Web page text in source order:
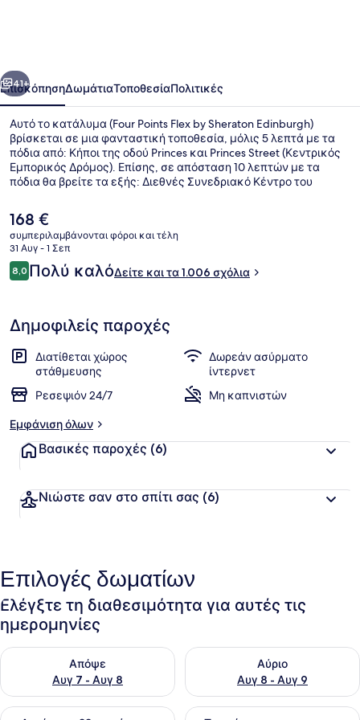
Edinburgh
Επόμενο
41+
ΕπισκόπησηΔωμάτιαΤοποθεσίαΠολιτικές
Αυτό το κατάλυμα (Four Points Flex by Sheraton Edinburgh)
βρίσκεται σε μια φανταστική τοποθεσία, μόλις 5 λεπτά με τα
πόδια από: Κήποι της οδού Princes και Princes Street (Κεντρικός
Εμπορικός Δρόμος). Επίσης, σε απόσταση 10 λεπτών με τα
πόδια θα βρείτε τα εξής: Διεθνές Συνεδριακό Κέντρο του
λατρεύουν το εξυπηρετικό προσωπικό και την κεντρική
τοποθεσία του. Τα μέσα μαζικής μεταφοράς είναι σε πολύ
κοντινή απόσταση με τα πόδια: το σημείο επιβίβασης Σταση
Τραμ Princes Street βρίσκεται σε απόσταση 9 λεπτών και το
σημείο επιβίβασης Τραμ Σταθμός Haymarket βρίσκεται σε
απόσταση 10 λεπτών.
Η
τρέχουσα
τιμή
είναι
168 €
168 €
συμπεριλαμβάνονται φόροι και τέλη
31 Αυγ - 1 Σεπ
Σχόλια
8,08,0 στα 10
Πολύ καλόΔείτε και τα 1.006 σχόλια
Δημοφιλείς παροχές
Διατίθεται χώρος
στάθμευσης
Δωρεάν ασύρματο
ίντερνετ
Ρεσεψιόν 24/7
Μη καπνιστών
Εμφάνιση όλων
Βασικές παροχές (6)
Νιώστε σαν στο σπίτι σας (6)
Επιλογές δωματίων
Ελέγξτε τη διαθεσιμότητα για αυτές τις
ημερομηνίες
Απόψε
Αυγ 7 - Αυγ 8
Έλεγχος διαθεσιμότητας για απόψε Αυγ 7 - Αυγ 8
Αύριο
Αυγ 8 - Αυγ 9
Έλεγχος διαθεσιμότητας
Έλεγχος διαθεσιμότητας για αυτό το σαββατοκύριακο
Έλεγχος διαθεσιμότητας